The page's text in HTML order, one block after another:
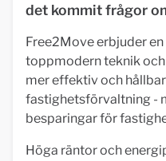
det kommit frågor
Free2Move erbjuder
toppmodern teknik
mer effektiv och
fastighetsförvaltning -
besparingar för
Höga räntor och